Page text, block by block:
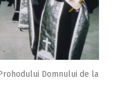
Domnului de la